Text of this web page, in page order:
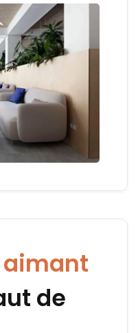
aimant
de